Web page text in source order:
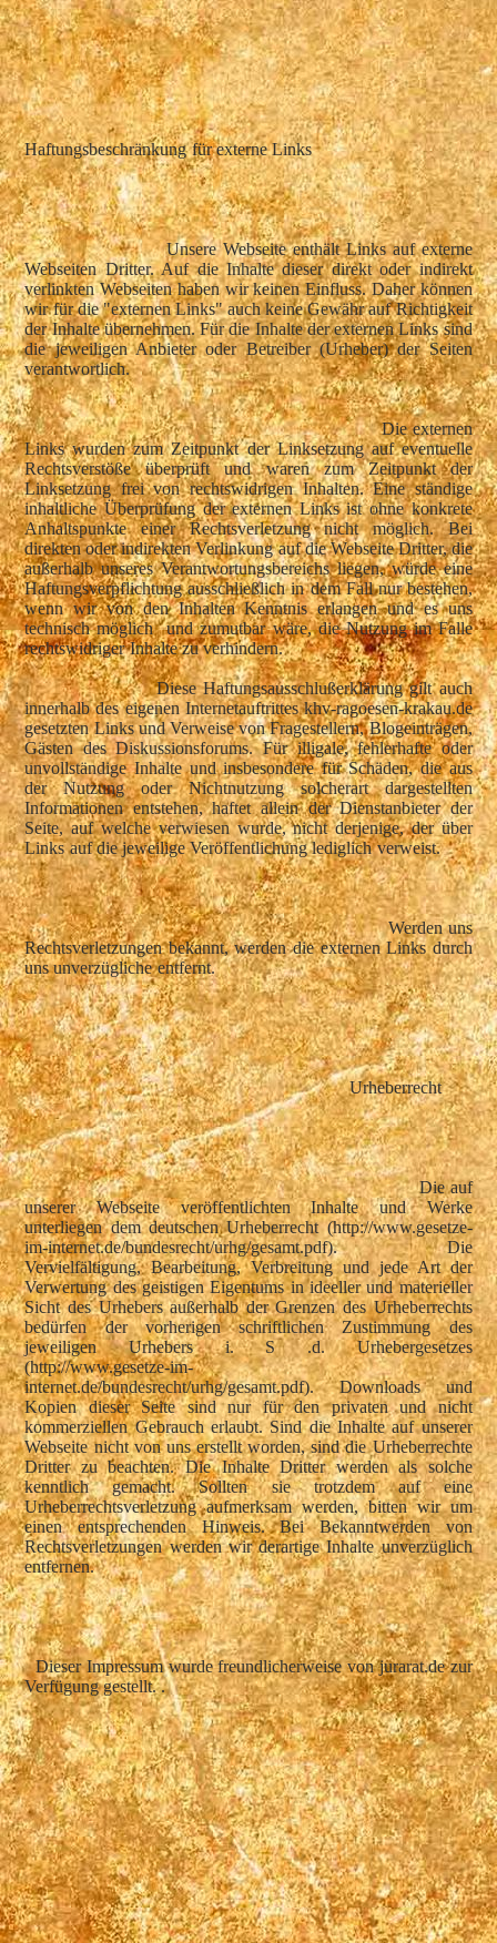
Haftungsbeschränkung für externe Links
Unsere Webseite enthält Links auf externe
Webseiten Dritter. Auf die Inhalte dieser direkt oder indirekt
verlinkten Webseiten haben wir keinen Einfluss. Daher können
wir für die "externen Links" auch keine Gewähr auf Richtigkeit
der Inhalte übernehmen. Für die Inhalte der externen Links sind
die jeweiligen Anbieter oder Betreiber (Urheber) der Seiten
verantwortlich.
Die externen
Links wurden zum Zeitpunkt der Linksetzung auf eventuelle
Rechtsverstöße überprüft und waren zum Zeitpunkt der
Linksetzung frei von rechtswidrigen Inhalten. Eine ständige
inhaltliche Überprüfung der externen Links ist ohne konkrete
Anhaltspunkte einer Rechtsverletzung nicht möglich. Bei
direkten oder indirekten Verlinkung auf die Webseite Dritter, die
außerhalb unseres Verantwortungsbereichs liegen, würde eine
Haftungsverpflichtung ausschließlich in dem Fall nur bestehen,
wenn wir von den Inhalten Kenntnis erlangen und es uns
technisch möglich und zumutbar wäre, die Nutzung im Falle
rechtswidriger Inhalte zu verhindern.
Diese Haftungsausschlußerklärung gilt auch
innerhalb des eigenen Internetauftrittes khv-ragoesen-krakau.de
gesetzten Links und Verweise von Fragestellern, Blogeinträgen,
Gästen des Diskussionsforums. Für illigale, fehlerhafte oder
unvollständige Inhalte und insbesondere für Schäden, die aus
der Nutzung oder Nichtnutzung solcherart dargestellten
Informationen entstehen, haftet allein der Dienstanbieter der
Seite, auf welche verwiesen wurde, nicht derjenige, der über
Links auf die jeweilige Veröffentlichung lediglich verweist.
Werden uns
Rechtsverletzungen bekannt, werden die externen Links durch
uns unverzügliche entfernt.
Urheberrecht
Die auf
unserer Webseite veröffentlichten Inhalte und Werke
unterliegen dem deutschen Urheberrecht (http://www.gesetze-
im-internet.de/bundesrecht/urhg/gesamt.pdf). Die
Vervielfältigung, Bearbeitung, Verbreitung und jede Art der
Verwertung des geistigen Eigentums in ideeller und materieller
Sicht des Urhebers außerhalb der Grenzen des Urheberrechts
bedürfen der vorherigen schriftlichen Zustimmung des
jeweiligen Urhebers i. S .d. Urhebergesetzes
(http://www.gesetze-im-
internet.de/bundesrecht/urhg/gesamt.pdf). Downloads und
Kopien dieser Seite sind nur für den privaten und nicht
kommerziellen Gebrauch erlaubt. Sind die Inhalte auf unserer
Webseite nicht von uns erstellt worden, sind die Urheberrechte
Dritter zu beachten. Die Inhalte Dritter werden als solche
kenntlich gemacht. Sollten sie trotzdem auf eine
Urheberrechtsverletzung aufmerksam werden, bitten wir um
einen entsprechenden Hinweis. Bei Bekanntwerden von
Rechtsverletzungen werden wir derartige Inhalte unverzüglich
entfernen.
Dieser Impressum wurde freundlicherweise von jurarat.de zur
Verfügung gestellt. .